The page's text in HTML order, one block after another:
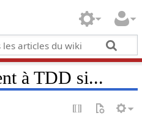
à TDD si...